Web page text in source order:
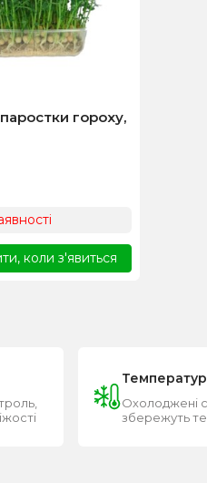
гороху,
коли з'явиться
Охолоджені
збережуть